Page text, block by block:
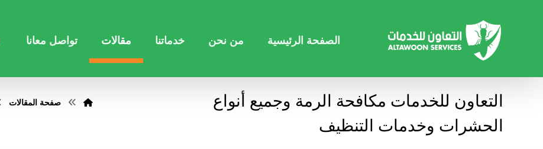
الصفحة الرئيسية من نحن خدماتنا مقالات تواصل معانا
التعاون للخدمات مكافحة الرمة وجميع أنواع
الحشرات وخدمات التنظيف
صفحة المقالات